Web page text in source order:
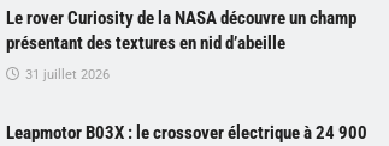
Le rover Curiosity de la NASA découvre un champ
présentant des textures en nid d’abeille
31 juillet 2026
Leapmotor B03X : le crossover électrique à 24 900